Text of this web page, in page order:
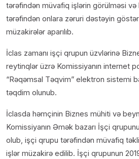
tərəfindən müvafiq işlərin görülməsi
tərəfindən onlara zəruri dəstəyin
müzakirələr aparılıb.
İclas zamanı işçi qrupun üzvlərinə
reytinqlər üzrə Komissiyanın internet
“Rəqəmsal Təqvim” elektron sistemi
təqdim olunub.
İclasda həmçinin Biznes mühiti və
Komissiyanın Əmək bazarı İşçi
olub, işçi qrupu tərəfindən müvafiq
işlər müzakirə edilib. İşçi qrupunun